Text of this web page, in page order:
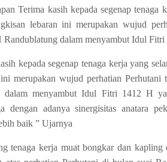
Terima kasih kepada segenap tenaga
lebaran ini merupakan wujud
dalam menyambut Idul Fitri
kepada segenap tenaga kerja yang
merupakan wujud perhatian Perhutani
dalam menyambut Idul Fitri 1412 H
dengan adanya sinergisitas anatara
baik ” Ujarnya
tenaga kerja muat bongkar dan